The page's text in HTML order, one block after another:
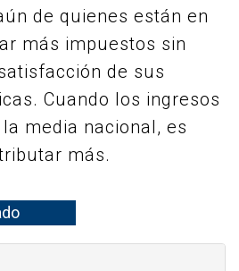
de quienes están en
más impuestos sin
de sus
Cuando los ingresos
media nacional, es
más.